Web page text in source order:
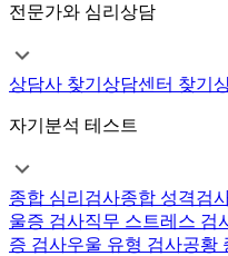
전문가와 심리상담
상담사 찾기 상담센터 찾기
자기분석 테스트
종합 심리검사종합 성격검
울증 검사직무 스트레스 검
증 검사우울 유형 검사공황